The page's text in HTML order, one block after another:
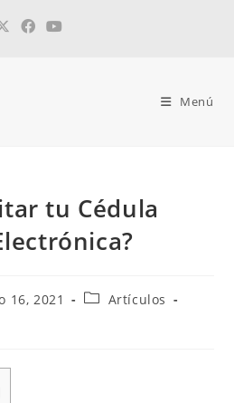
Menú
tu Cédula
16, 2021
Artículos